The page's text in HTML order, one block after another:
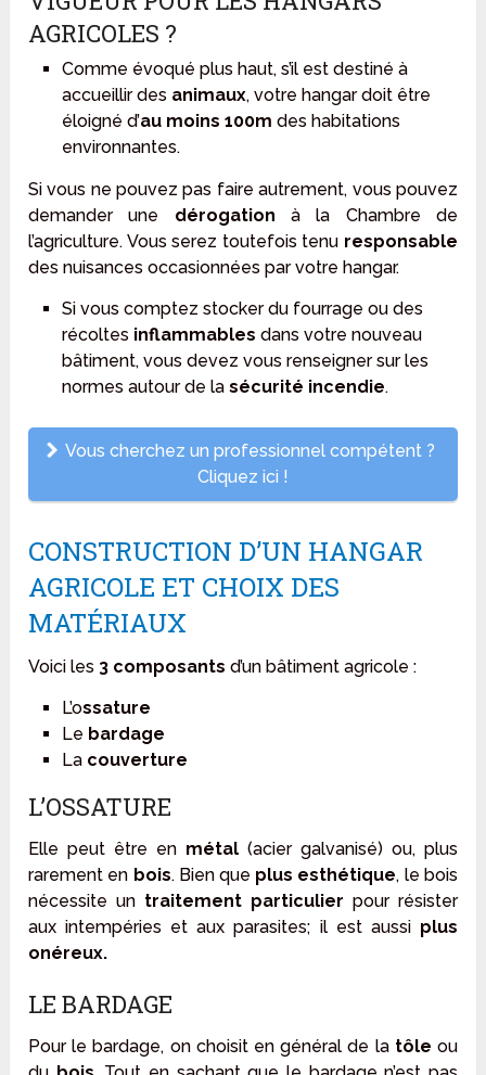
AGRICOLES ?
Comme évoqué plus haut, s’il est destiné à
accueillir des animaux, votre hangar doit être
éloigné d’au moins 100m des habitations
environnantes.
Si vous ne pouvez pas faire autrement, vous pouvez
demander une dérogation à la Chambre de
l’agriculture. Vous serez toutefois tenu responsable
des nuisances occasionnées par votre hangar.
Si vous comptez stocker du fourrage ou des
récoltes inflammables dans votre nouveau
bâtiment, vous devez vous renseigner sur les
normes autour de la sécurité incendie.
Vous cherchez un professionnel compétent ?
Cliquez ici !
CONSTRUCTION D’UN HANGAR
AGRICOLE ET CHOIX DES
MATÉRIAUX
Voici les 3 composants d’un bâtiment agricole :
L’ossature
Le bardage
La couverture
L’OSSATURE
Elle peut être en métal (acier galvanisé) ou, plus
rarement en bois. Bien que plus esthétique, le bois
nécessite un traitement particulier pour résister
aux intempéries et aux parasites; il est aussi plus
onéreux.
LE BARDAGE
Pour le bardage, on choisit en général de la tôle ou